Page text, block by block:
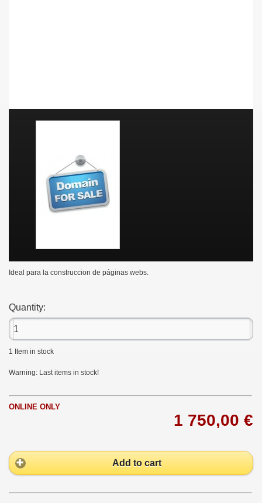
Ideal para la construccion de páginas webs.
Quantity:
1 Item in stock
Warning: Last items in stock!
ONLINE ONLY
1 750,00 €
Add to cart